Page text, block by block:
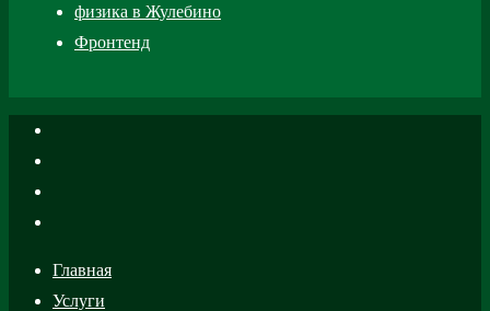
физика в Жулебино
Фронтенд
Главная
Услуги